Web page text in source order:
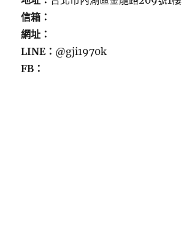
信箱：
網址：
LINE： @gji1970k
FB：